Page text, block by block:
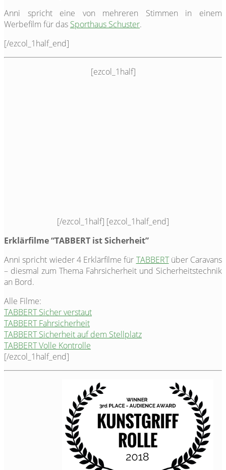
Anni spricht eine von mehreren Stimmen in einem
Werbefilm für das Sporthaus Schuster.
[/ezcol_1half_end]
[ezcol_1half]
[/ezcol_1half] [ezcol_1half_end]
Erklärfilme “TABBERT ist Sicherheit”
Anni spricht wieder 4 Erklärfilme für TABBERTüber Caravans
– diesmal zum Thema Fahrsicherheit und Sicherheitstechnik
an Bord.
Alle Filme:
TABBERT Sicher verstaut
TABBERT Fahrsicherheit
TABBERT Sicherheit auf dem Stellplatz
TABBERT Volle Kontrolle
[/ezcol_1half_end]